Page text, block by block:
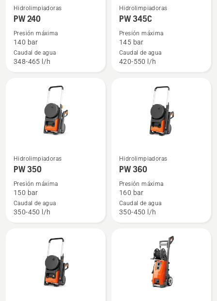
Ver
más
detalles
sobre
PW 240
Hidrolimpiadoras
PW 240
Presión máxima
140 bar
Caudal de agua
348-465 l/h
Ver
más
detalles
sobre
PW 345C
Hidrolimpiadoras
PW 345C
Presión máxima
145 bar
Caudal de agua
420-550 l/h
Ver
más
detalles
sobre
PW 350
Hidrolimpiadoras
PW 350
Presión máxima
150 bar
Caudal de agua
350-450 l/h
Ver
más
detalles
sobre
PW 360
Hidrolimpiadoras
PW 360
Presión máxima
160 bar
Caudal de agua
350-450 l/h